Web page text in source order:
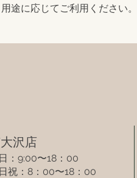
途に応じてご利用ください。
沢店​
：9:00〜18：00
祝：8：00〜18：00